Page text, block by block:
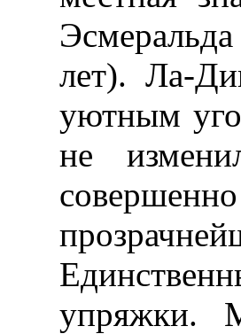
лет). Ла-
уютным
не
упряжки.